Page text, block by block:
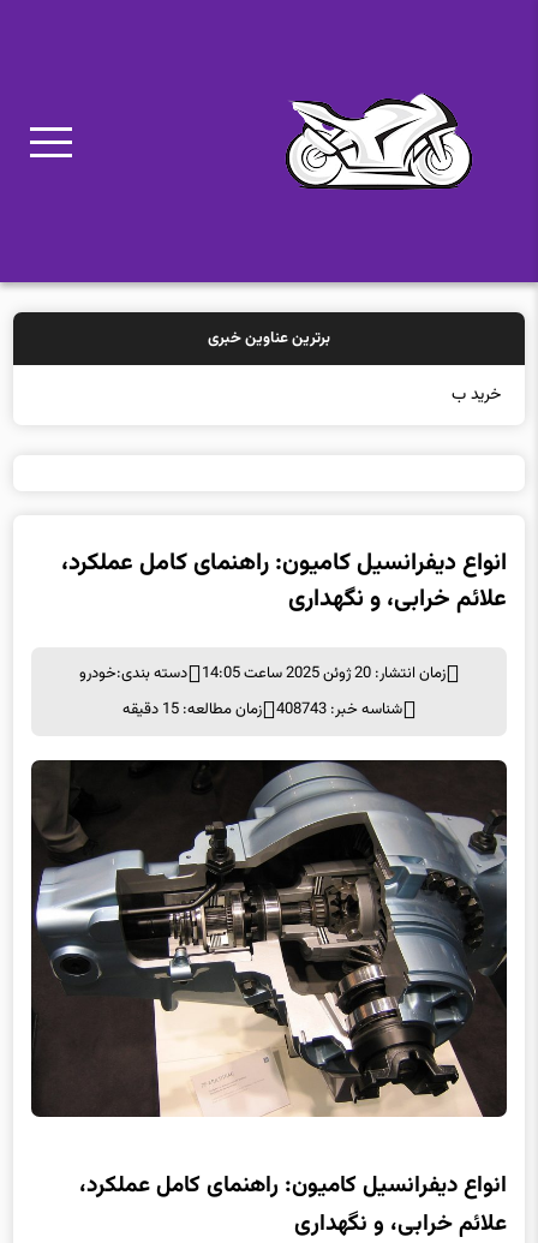
برترین عناوین خبری
خرید بیمه: سنتی یا آنل
انواع دیفرانسیل کامیون: راهنمای کامل عملکرد،
علائم خرابی، و نگهداری
زمان انتشار: 20 ژوئن 2025 ساعت 14:05 دسته بندی:خودرو
شناسه خبر: 408743
زمان مطالعه: 15 دقیقه
انواع دیفرانسیل کامیون: راهنمای کامل عملکرد،
علائم خرابی، و نگهداری